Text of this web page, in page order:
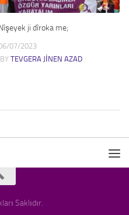
ji dîroka me;
07/2023
BY TEVGERA JINEN AZAD
Saklıdır.